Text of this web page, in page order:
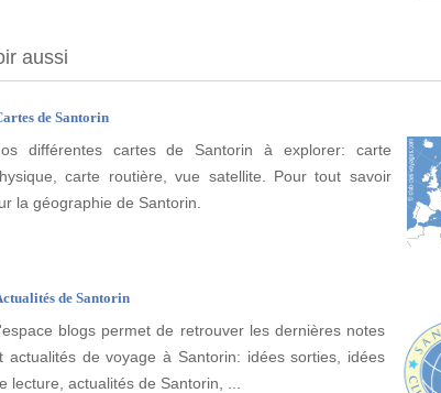
aussi
de Santorin
différentes cartes de Santorin à explorer: carte
carte routière, vue satellite. Pour tout savoir
la géographie de Santorin.
de Santorin
blogs permet de retrouver les dernières notes
actualités de voyage à Santorin: idées sorties, idées
lecture, actualités de Santorin, ...